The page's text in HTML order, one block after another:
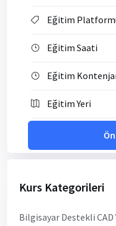
Eğitim
Eğitim Saati
Eğitim
Eğitim Yeri
Kurs Kategorileri
Bilgisayar Destekli CAD